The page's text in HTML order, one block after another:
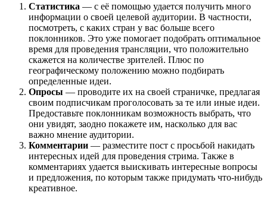
Статистика — с её помощью удается получить много
информации о своей целевой аудитории. В частности,
посмотреть, с каких стран у вас больше всего
поклонников. Это уже помогает подобрать оптимальное
время для проведения трансляции, что положительно
скажется на количестве зрителей. Плюс по
географическому положению можно подбирать
определенные идеи.
Опросы — проводите их на своей страничке, предлагая
своим подписчикам проголосовать за те или иные идеи.
Предоставьте поклонникам возможность выбрать, что
они увидят, заодно покажете им, насколько для вас
важно мнение аудитории.
Комментарии — разместите пост с просьбой накидать
интересных идей для проведения стрима. Также в
комментариях удается выискивать интересные вопросы
и предложения, по которым также придумать что-нибудь
креативное.